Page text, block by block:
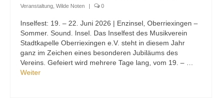
Veranstaltung Wilde Noten | 0
Inselfest: 19. – 22. Juni 2026 | Enzinsel, Oberriexingen –
Sommer. Sound. Insel. Das Inselfest des Musikverein
Stadtkapelle Oberriexingen e.V. steht in diesem Jahr
ganz im Zeichen eines besonderen Jubiläums des
Vereins. Gefeiert wird mehrere Tage lang, vom 19. – …
Weiter